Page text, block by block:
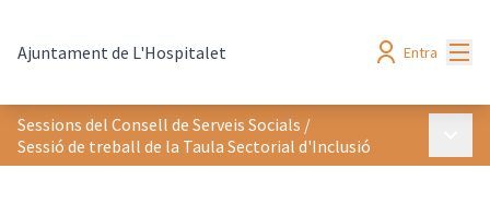
Ajuntament de L'Hospitalet Entra
Sessions del Consell de Serveis Socials /
Sessió de treball de la Taula Sectorial d'Inclusió